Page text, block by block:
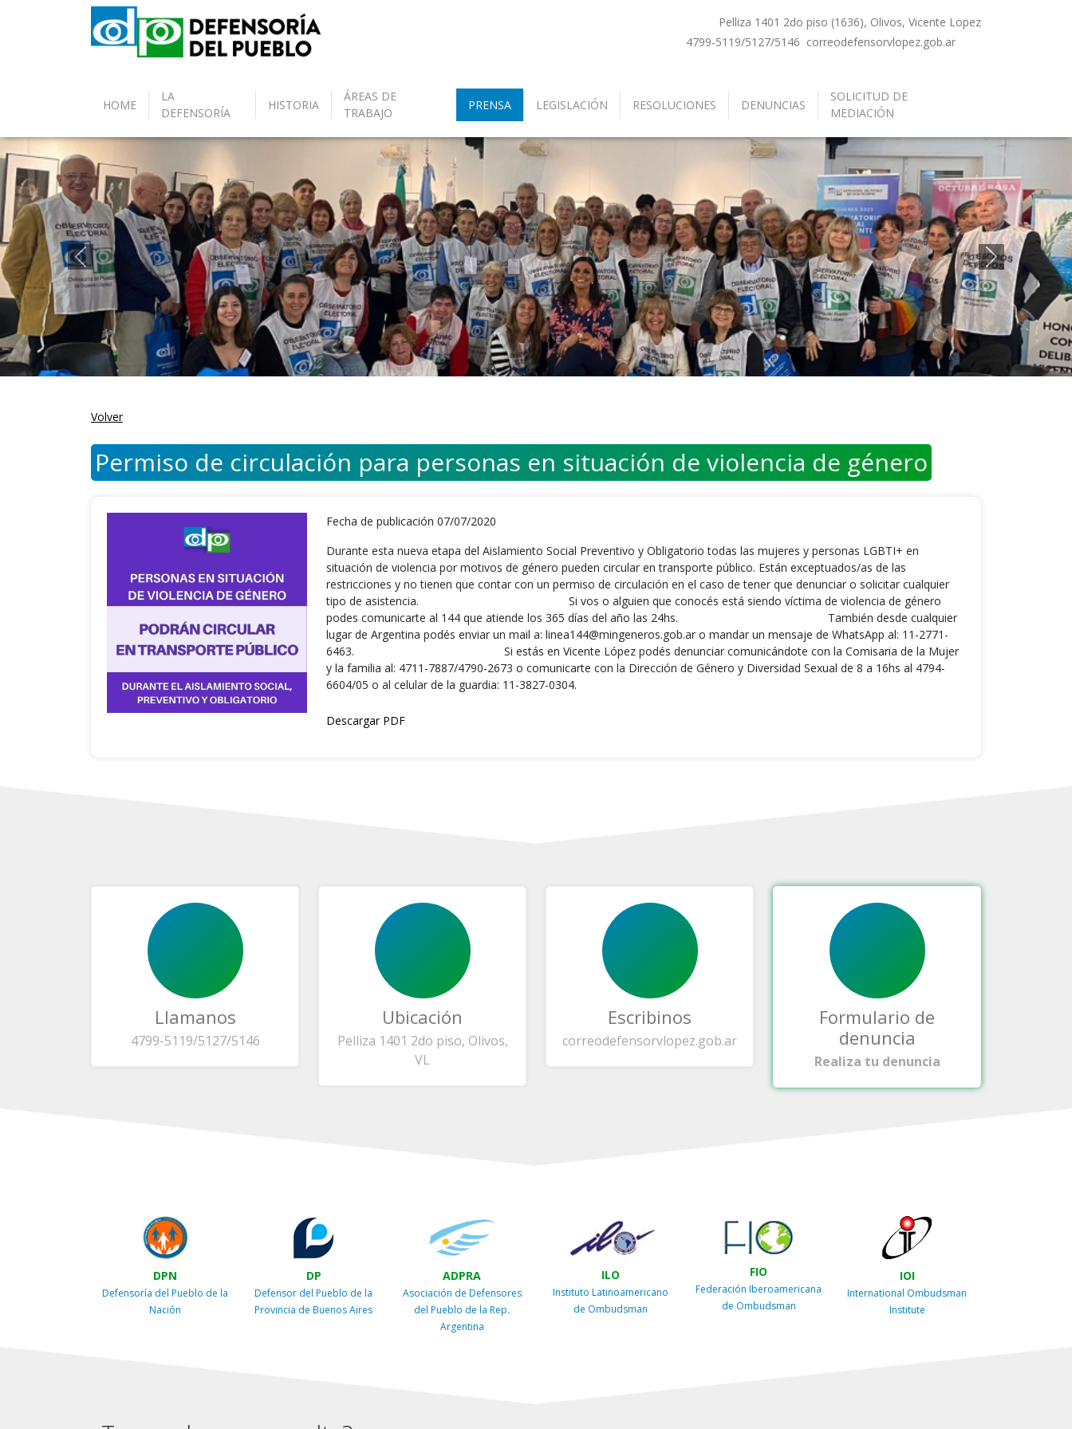
Pelliza 1401 2do piso (1636), Olivos, Vicente Lopez
4799-5119/5127/5146 correodefensorvlopez.gob.ar
HOME
LA
DEFENSORÍA
HISTORIA
ÁREAS DE
TRABAJO
PRENSA LEGISLACIÓN RESOLUCIONES DENUNCIAS
SOLICITUD DE
MEDIACIÓN
Anterior Siguiente
Volver
Permiso de circulación para personas en situación de violencia de género
Fecha de publicación 07/07/2020
Durante esta nueva etapa del Aislamiento Social Preventivo y Obligatorio todas las mujeres y personas LGBTI+ en
situación de violencia por motivos de género pueden circular en transporte público. Están exceptuados/as de las
restricciones y no tienen que contar con un permiso de circulación en el caso de tener que denunciar o solicitar cualquier
tipo de asistencia. ⠀⠀⠀⠀⠀⠀⠀⠀⠀⠀⠀⠀⠀⠀⠀⠀⠀⠀ Si vos o alguien que conocés está siendo víctima de violencia de género
podes comunicarte al 144 que atiende los 365 días del año las 24hs. ⠀⠀⠀⠀⠀⠀⠀⠀⠀⠀⠀⠀⠀⠀⠀⠀⠀⠀ También desde cualquier
lugar de Argentina podés enviar un mail a: linea144@mingeneros.gob.ar o mandar un mensaje de WhatsApp al: 11-2771-
6463. ⠀⠀⠀⠀⠀⠀⠀⠀⠀⠀⠀⠀⠀⠀⠀⠀⠀⠀ Si estás en Vicente López podés denunciar comunicándote con la Comisaria de la Mujer
y la familia al: 4711-7887/4790-2673 o comunicarte con la Dirección de Género y Diversidad Sexual de 8 a 16hs al 4794-
6604/05 o al celular de la guardia: 11-3827-0304.
Descargar PDF
Llamanos
4799-5119/5127/5146
Ubicación
Pelliza 1401 2do piso, Olivos,
VL
Escribinos
correodefensorvlopez.gob.ar
Formulario de
denuncia
Realiza tu denuncia
DPN
Defensoría del Pueblo de la
Nación
DP
Defensor del Pueblo de la
Provincia de Buenos Aires
ADPRA
Asociación de Defensores
del Pueblo de la Rep.
Argentina
ILO
Instituto Latinoamericano
de Ombudsman
FIO
Federación Iberoamericana
de Ombudsman
IOI
International Ombudsman
Institute